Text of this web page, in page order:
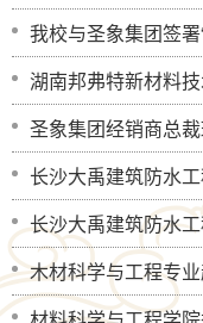
我校与圣象集团签署“
湖南邦弗特新材料技术有限公司与我
圣象集团经销商总裁
长沙大禹建筑防水工程有限公
长沙大禹建筑防水工程有限公
木材科学与工程专